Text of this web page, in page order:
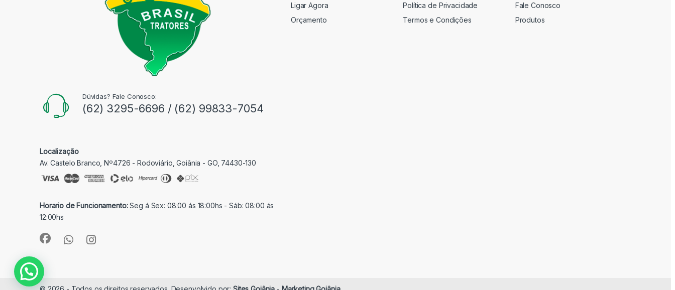
Dúvidas? Fale Conosco:
(62) 3295-6696 / (62) 99833-7054
Localização
Av. Castelo Branco, Nº4726 - Rodoviário, Goiânia - GO, 74430-130
Horario de Funcionamento:Seg á Sex: 08:00 ás 18:00hs - Sáb: 08:00 ás
12:00hs
Ligar Agora
Orçamento
Política de Privacidade
Termos e Condições
Fale Conosco
Produtos